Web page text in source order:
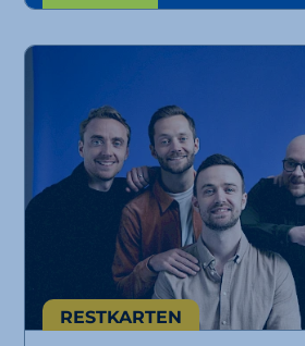
RESTKARTEN